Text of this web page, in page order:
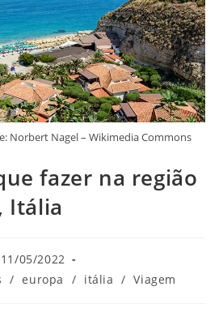
Norbert Nagel – Wikimedia Commons
fazer na região
Itália
11/05/2022
/ europa / itália / Viagem